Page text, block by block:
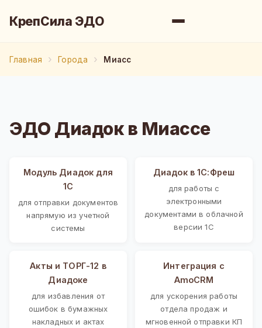
КрепСила ЭДО
Главная Города Миасс
ЭДО Диадок в Миассе
Модуль Диадок для
1С
для отправки документов
напрямую из учетной
системы
Диадок в 1С:Фреш
для работы с
электронными
документами в облачной
версии 1С
Акты и ТОРГ-12 в
Диадоке
для избавления от
ошибок в бумажных
накладных и актах
Интеграция с
AmoCRM
для ускорения работы
отдела продаж и
мгновенной отправки КП